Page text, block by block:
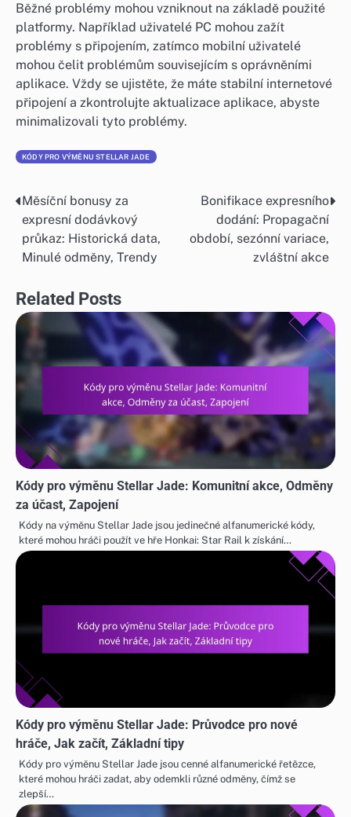
Běžné problémy mohou vzniknout na základě použité
platformy. Například uživatelé PC mohou zažít
problémy s připojením, zatímco mobilní uživatelé
mohou čelit problémům souvisejícím s oprávněními
aplikace. Vždy se ujistěte, že máte stabilní internetové
připojení a zkontrolujte aktualizace aplikace, abyste
minimalizovali tyto problémy.
KÓDY PRO VÝMĚNU STELLAR JADE
Post
navigation
Měsíční bonusy za
expresní dodávkový
průkaz: Historická data,
Minulé odměny, Trendy
Bonifikace expresního
dodání: Propagační
období, sezónní variace,
zvláštní akce
Related Posts
Kódy pro výměnu Stellar Jade: Komunitní akce, Odměny
za účast, Zapojení
Kódy na výměnu Stellar Jade jsou jedinečné alfanumerické kódy,
které mohou hráči použít ve hře Honkai: Star Rail k získání…
Kódy pro výměnu Stellar Jade: Průvodce pro nové
hráče, Jak začít, Základní tipy
Kódy pro výměnu Stellar Jade jsou cenné alfanumerické řetězce,
které mohou hráči zadat, aby odemkli různé odměny, čímž se
zlepší…